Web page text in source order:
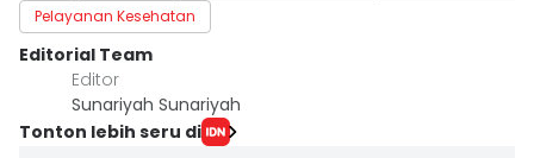
Pelayanan Kesehatan
Editorial Team
Editor
Sunariyah Sunariyah
Tonton lebih seru di